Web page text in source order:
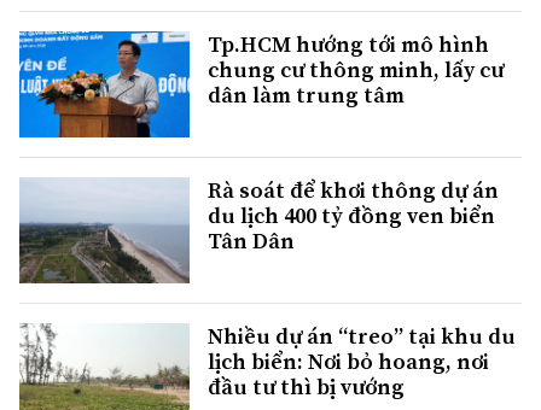
Tp.HCM hướng tới mô hình
chung cư thông minh, lấy cư
dân làm trung tâm
Rà soát để khơi thông dự án
du lịch 400 tỷ đồng ven biển
Tân Dân
Nhiều dự án “treo” tại khu du
lịch biển: Nơi bỏ hoang, nơi
đầu tư thì bị vướng